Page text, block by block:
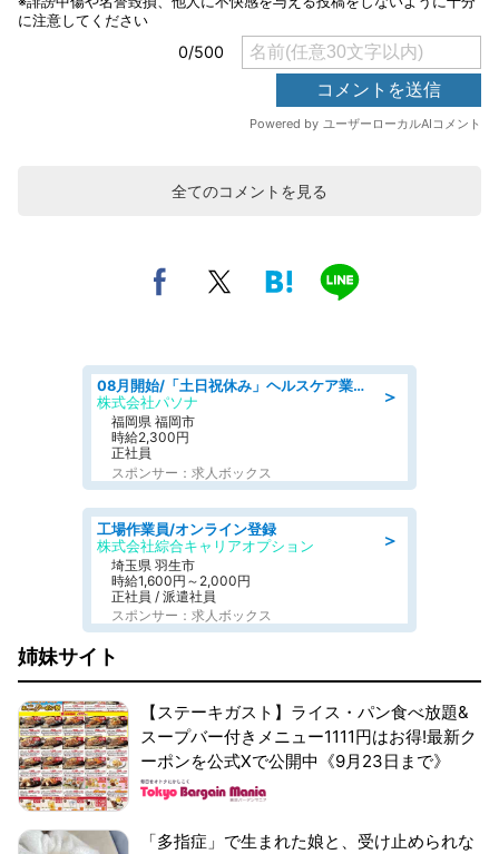
全てのコメントを見る
＞
08月開始/「土日祝休み」ヘルスケア業界の産業保健師/高時給/未経験OK/要資格:保健師、正看護師
株式会社パソナ
福岡県 福岡市
時給2,300円
正社員
スポンサー：求人ボックス
＞
工場作業員/オンライン登録
株式会社綜合キャリアオプション
埼玉県 羽生市
時給1,600円～2,000円
正社員 / 派遣社員
スポンサー：求人ボックス
姉妹サイト
【ステーキガスト】ライス・パン食べ放題&
スープバー付きメニュー1111円はお得!最新ク
ーポンを公式Xで公開中《9月23日まで》
「多指症」で生まれた娘と、受け止められな